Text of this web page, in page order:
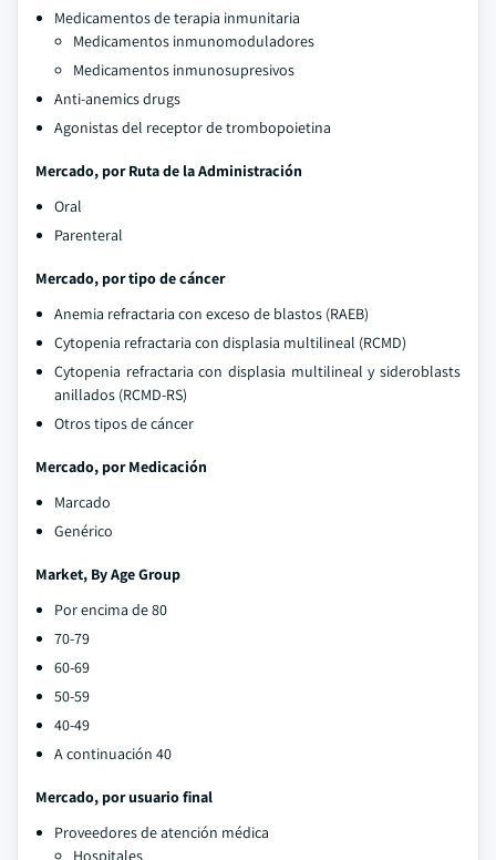
Medicamentos de terapia inmunitaria
Medicamentos inmunomoduladores
Medicamentos inmunosupresivos
Anti-anemics drugs
Agonistas del receptor de trombopoietina
Mercado, por Ruta de la Administración
Oral
Parenteral
Mercado, por tipo de cáncer
Anemia refractaria con exceso de blastos (RAEB)
Cytopenia refractaria con displasia multilineal (RCMD)
Cytopenia refractaria con displasia multilineal y sideroblasts
anillados (RCMD-RS)
Otros tipos de cáncer
Mercado, por Medicación
Marcado
Genérico
Market, By Age Group
Por encima de 80
70-79
60-69
50-59
40-49
A continuación 40
Mercado, por usuario final
Proveedores de atención médica
Hospitales